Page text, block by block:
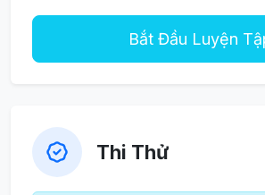
Bắt Đầu Luyện
Thi Thử